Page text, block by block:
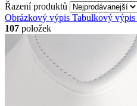
Řazení produktů
Obrázkový výpis Tabulkový výpis
107 položek